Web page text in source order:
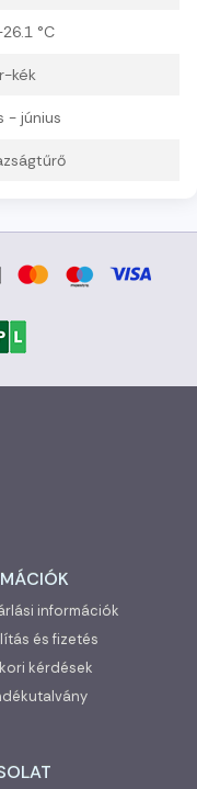
°C
kék
- június
információk
és fizetés
kérdések